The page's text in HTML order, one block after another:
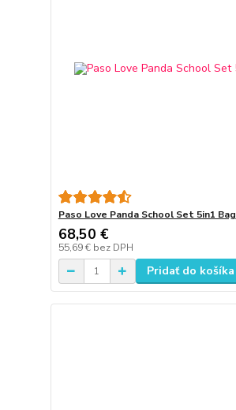
Paso Love Panda School Set 5in1 Bag
68,50 €
55,69 € bez DPH
Pridať do košíka